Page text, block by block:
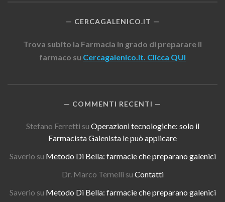
CERCAGALENICO.IT
Trova subito la Farmacia in grado di preparare il
farmaco su Cercagalenico.it. Clicca QUI
COMMENTI RECENTI
Stefano Ferretti su Operazioni tecnologiche: solo il
Farmacista Galenista le può applicare
Saverio su Metodo Di Bella: farmacie che preparano galenici
Dr. Marco Ternelli su Contatti
Saverio su Metodo Di Bella: farmacie che preparano galenici